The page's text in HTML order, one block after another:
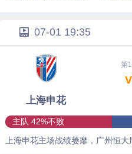
07-01 19:35
上海申花
第
主队 42%不败
上海申花主场战绩萎靡，广州恒大